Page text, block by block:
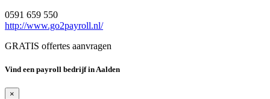
0591 659 550
http://www.go2payroll.nl/
GRATIS offertes aanvragen
Vind een payroll bedrijf in Aalden
×